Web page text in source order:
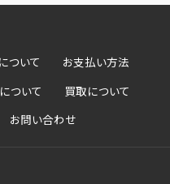
ついて お支払い方法
ついて 買取について
お問い合わせ